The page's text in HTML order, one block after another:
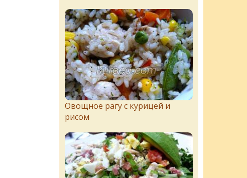
Овощное рагу с курицей и
рисом